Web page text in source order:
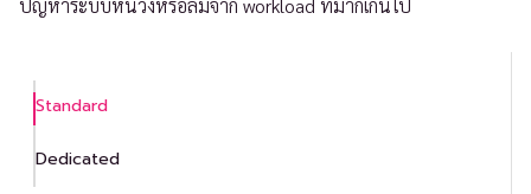
ปัญหาระบบหน่วงหรือล่มจาก workload ที่มากเกินไป
Standard
Dedicated